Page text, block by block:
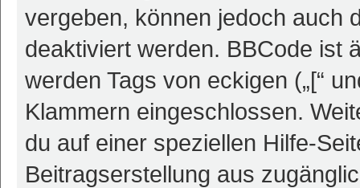
vergeben, können jedoch auch
deaktiviert werden. BBCode ist
werden Tags von eckigen („[“
Klammern eingeschlossen.
du auf einer speziellen Hilfe-
Beitragserstellung aus